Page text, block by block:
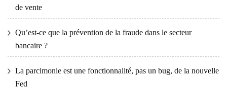
de vente
Qu’est-ce que la prévention de la fraude dans le secteur
bancaire ?
La parcimonie est une fonctionnalité, pas un bug, de la nouvelle
Fed